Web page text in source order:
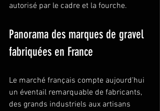
autorisé par le cadre et la fourche.
Panorama des marques de gravel
fabriquées en France
Le marché français compte aujourd'hui
un éventail remarquable de fabricants,
des grands industriels aux artisans